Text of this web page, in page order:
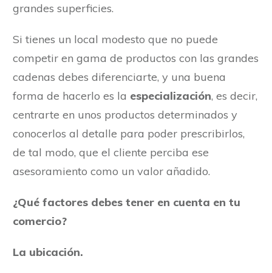
grandes superficies.
Si tienes un local modesto que no puede
competir en gama de productos con las grandes
cadenas debes diferenciarte, y una buena
forma de hacerlo es la especialización, es decir,
centrarte en unos productos determinados y
conocerlos al detalle para poder prescribirlos,
de tal modo, que el cliente perciba ese
asesoramiento como un valor añadido.
¿Qué factores debes tener en cuenta en tu
comercio?
La ubicación.